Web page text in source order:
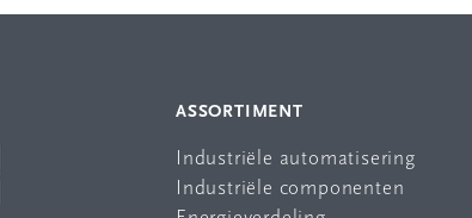
ASSORTIMENT
Industriële automatisering
Industriële componenten